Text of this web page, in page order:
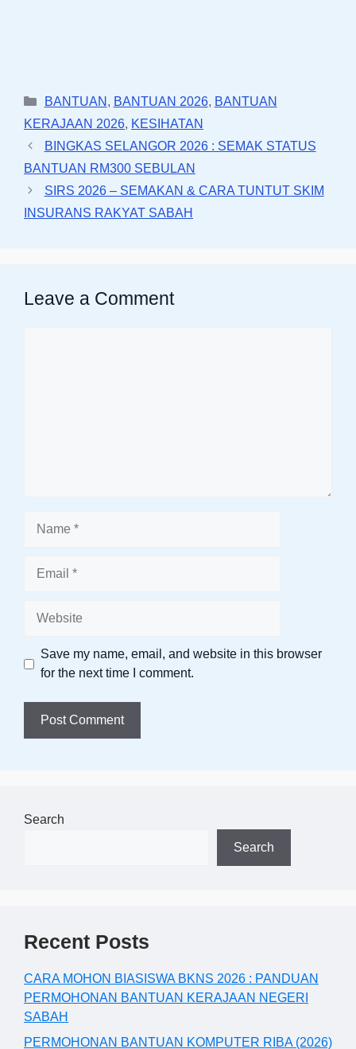
Categories
BANTUAN , BANTUAN 2026, BANTUAN
KERAJAAN 2026, KESIHATAN
BINGKAS SELANGOR 2026 : SEMAK STATUS
BANTUAN RM300 SEBULAN
SIRS 2026 – SEMAKAN & CARA TUNTUT SKIM
INSURANS RAKYAT SABAH
Leave a Comment
Save my name, email, and website in this browser
for the next time I comment.
Search
Search
Recent Posts
CARA MOHON BIASISWA BKNS 2026 : PANDUAN
PERMOHONAN BANTUAN KERAJAAN NEGERI
SABAH
PERMOHONAN BANTUAN KOMPUTER RIBA (2026)